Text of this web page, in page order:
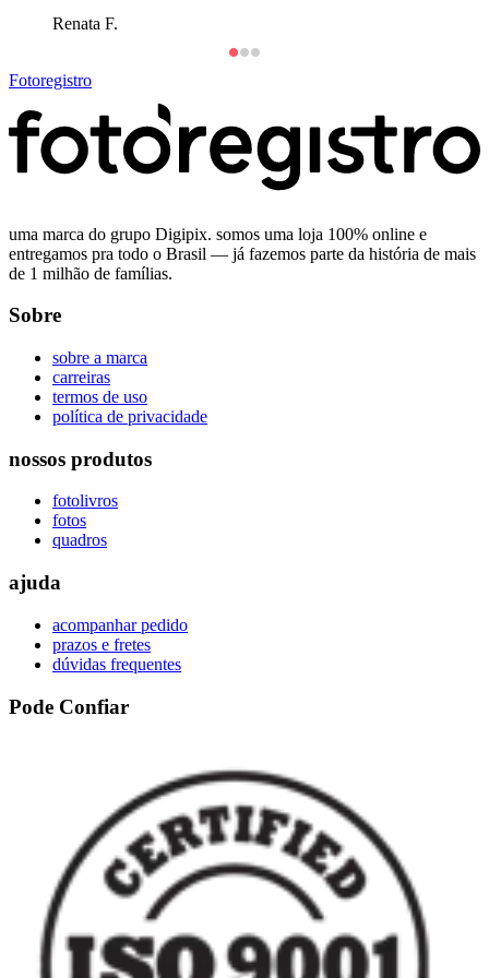
Renata F.
Fotoregistro
uma marca do grupo Digipix. somos uma loja 100% online e
entregamos pra todo o Brasil — já fazemos parte da história de mais
de 1 milhão de famílias.
Sobre
sobre a marca
carreiras
termos de uso
política de privacidade
nossos produtos
fotolivros
fotos
quadros
ajuda
acompanhar pedido
prazos e fretes
dúvidas frequentes
Pode Confiar